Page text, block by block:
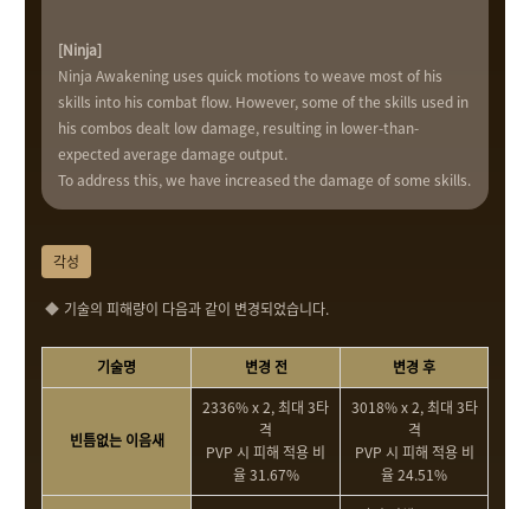
[Ninja]
Ninja Awakening uses quick motions to weave most of his
skills into his combat flow. However, some of the skills used in
his combos dealt low damage, resulting in lower-than-
expected average damage output.
To address this, we have increased the damage of some skills.
각성
기술의 피해량이 다음과 같이 변경되었습니다.
기술명 변경 전 변경 후
빈틈없는 이음새
2336% x 2, 최대 3타
격
PVP 시 피해 적용 비
율 31.67%
3018% x 2, 최대 3타
격
PVP 시 피해 적용 비
율 24.51%